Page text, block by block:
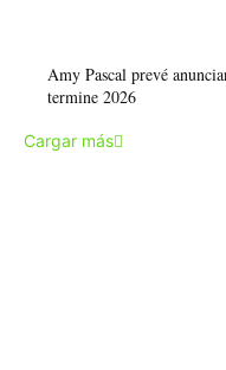
Amy Pascal prevé
termine 2026
Cargar más